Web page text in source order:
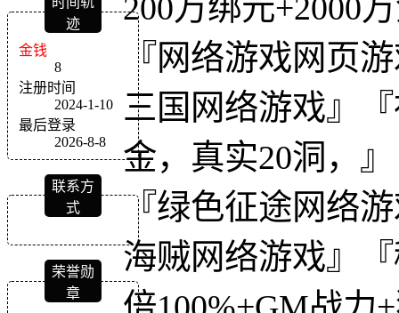
迹
金钱
8
注册时间
2024-1-10
最后登录
2026-8-8
联系方
式
荣誉勋
章
200万绑元+2000
『网络游戏网页
三国网络游戏』
金，真实20洞，』
『绿色征途网络
海贼网络游戏』